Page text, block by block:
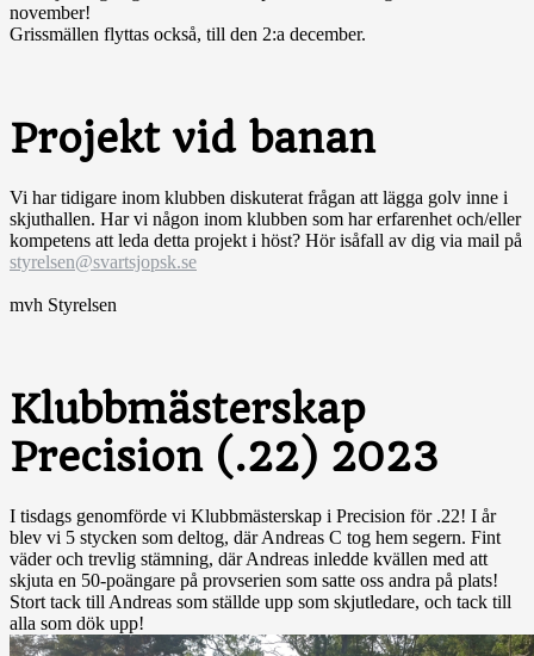
november!
Grissmällen flyttas också, till den 2:a december.
Projekt vid banan
Vi har tidigare inom klubben diskuterat frågan att lägga golv inne i
skjuthallen. Har vi någon inom klubben som har erfarenhet och/eller
kompetens att leda detta projekt i höst? Hör isåfall av dig via mail på
styrelsen@svartsjopsk.se
mvh Styrelsen
Klubbmästerskap
Precision (.22) 2023
I tisdags genomförde vi Klubbmästerskap i Precision för .22! I år
blev vi 5 stycken som deltog, där Andreas C tog hem segern. Fint
väder och trevlig stämning, där Andreas inledde kvällen med att
skjuta en 50-poängare på provserien som satte oss andra på plats!
Stort tack till Andreas som ställde upp som skjutledare, och tack till
alla som dök upp!